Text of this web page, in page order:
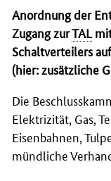
Anordnung der
Zugang zurTAL
Schaltverteilers
(hier: zusätzliche
Die
Elektrizität, Gas,
Eisenbahnen,
mündliche